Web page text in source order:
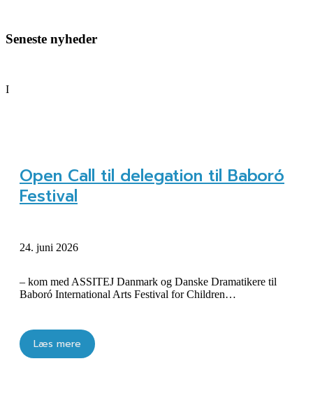
Seneste nyheder
I
Open Call til delegation til Baboró
Festival
24. juni 2026
– kom med ASSITEJ Danmark og Danske Dramatikere til
Baboró International Arts Festival for Children…
Læs mere